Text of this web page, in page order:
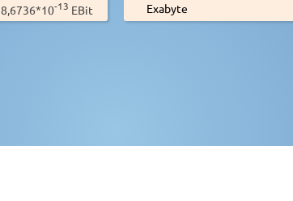
8,6736*10-13 EBit
Exabyte